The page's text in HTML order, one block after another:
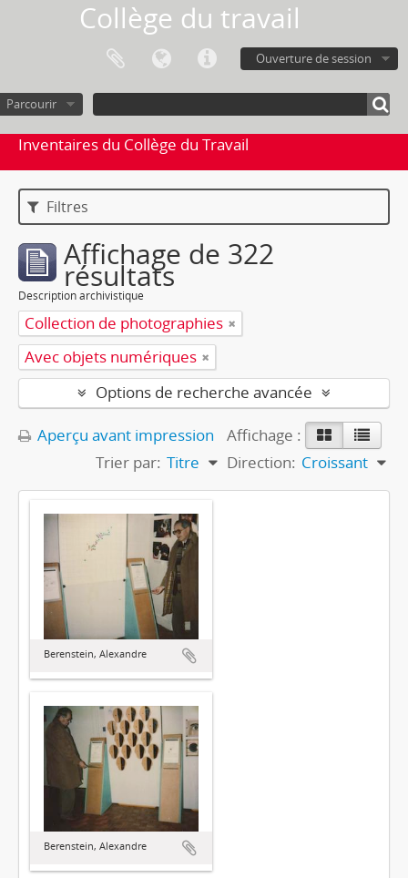
Collège du travail
Ouverture de session
Parcourir
Inventaires du Collège du Travail
Filtres
Affichage de 322
résultats
Description archivistique
Collection de photographies
Avec objets numériques
Options de recherche avancée
Aperçu avant impression
Affichage :
Trier par: Titre Direction: Croissant
Berenstein, Alexandre
Berenstein, Alexandre